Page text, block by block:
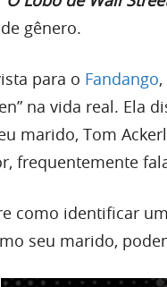
gênero.
para o Fandango
na vida real. Ela
marido, Tom
frequentemente
como identificar
seu marido,